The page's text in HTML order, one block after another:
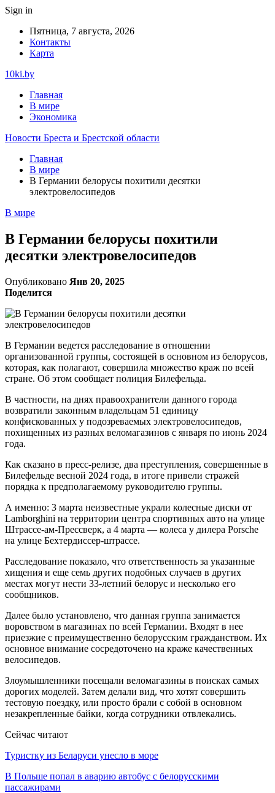
Sign in
Пятница, 7 августа, 2026
Контакты
Карта
10ki.by
Главная
В мире
Экономика
Новости Бреста и Брестской области
Главная
В мире
В Германии белорусы похитили десятки
электровелосипедов
В мире
В Германии белорусы похитили
десятки электровелосипедов
Опубликовано Янв 20, 2025
Поделится
В Германии ведется расследование в отношении
организованной группы, состоящей в основном из белорусов,
которая, как полагают, совершила множество краж по всей
стране. Об этом сообщает полиция Билефельда.
В частности, на днях правоохранители данного города
возвратили законным владельцам 51 единицу
конфискованных у подозреваемых электровелосипедов,
похищенных из разных веломагазинов с января по июнь 2024
года.
Как сказано в пресс-релизе, два преступления, совершенные в
Билефельде весной 2024 года, в итоге привели стражей
порядка к предполагаемому руководителю группы.
А именно: 3 марта неизвестные украли колесные диски от
Lamborghini на территории центра спортивных авто на улице
Штрассе-ам-Прессверк, а 4 марта — колеса у дилера Porsche
на улице Бехтердиссер-штрассе.
Расследование показало, что ответственность за указанные
хищения и еще семь других подобных случаев в других
местах могут нести 33-летний белорус и несколько его
сообщников.
Далее было установлено, что данная группа занимается
воровством в магазинах по всей Германии. Входят в нее
приезжие с преимущественно белорусским гражданством. Их
основное внимание сосредоточено на краже качественных
велосипедов.
Злоумышленники посещали веломагазины в поисках самых
дорогих моделей. Затем делали вид, что хотят совершить
тестовую поездку, или просто брали с собой в основном
незакрепленные байки, когда сотрудники отвлекались.
Сейчас читают
Туристку из Беларуси унесло в море
В Польше попал в аварию автобус с белорусскими
пассажирами